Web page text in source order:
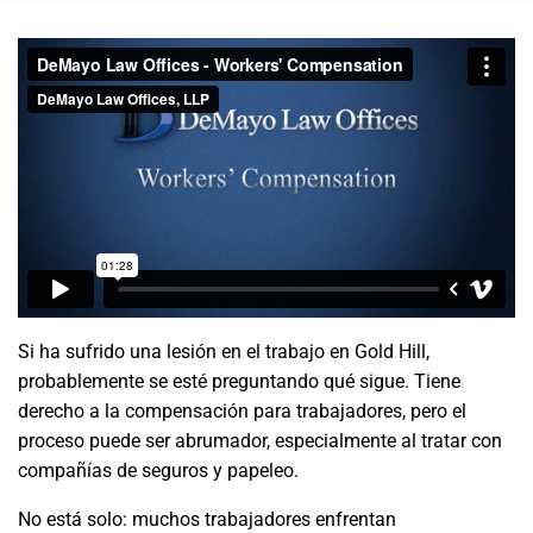
Si ha sufrido una lesión en el trabajo en Gold Hill,
probablemente se esté preguntando qué sigue. Tiene
derecho a la compensación para trabajadores, pero el
proceso puede ser abrumador, especialmente al tratar con
compañías de seguros y papeleo.
No está solo: muchos trabajadores enfrentan